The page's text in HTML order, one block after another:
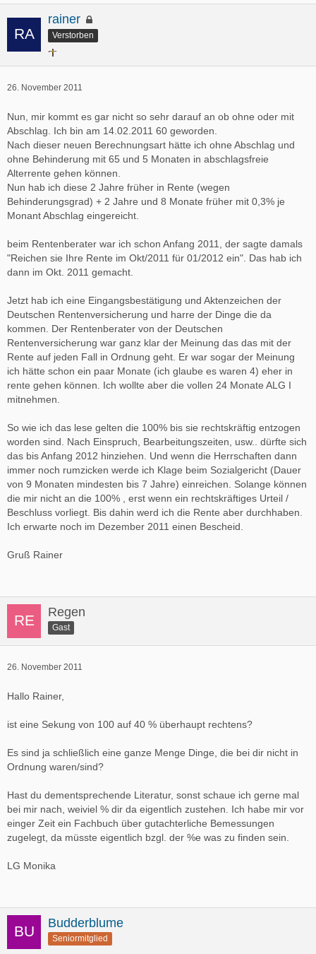
rainer
Verstorben
26. November 2011
Nun, mir kommt es gar nicht so sehr darauf an ob ohne oder mit
Abschlag. Ich bin am 14.02.2011 60 geworden.
Nach dieser neuen Berechnungsart hätte ich ohne Abschlag und
ohne Behinderung mit 65 und 5 Monaten in abschlagsfreie
Alterrente gehen können.
Nun hab ich diese 2 Jahre früher in Rente (wegen
Behinderungsgrad) + 2 Jahre und 8 Monate früher mit 0,3% je
Monant Abschlag eingereicht.
beim Rentenberater war ich schon Anfang 2011, der sagte damals
"Reichen sie Ihre Rente im Okt/2011 für 01/2012 ein". Das hab ich
dann im Okt. 2011 gemacht.
Jetzt hab ich eine Eingangsbestätigung und Aktenzeichen der
Deutschen Rentenversicherung und harre der Dinge die da
kommen. Der Rentenberater von der Deutschen
Rentenversicherung war ganz klar der Meinung das das mit der
Rente auf jeden Fall in Ordnung geht. Er war sogar der Meinung
ich hätte schon ein paar Monate (ich glaube es waren 4) eher in
rente gehen können. Ich wollte aber die vollen 24 Monate ALG I
mitnehmen.
So wie ich das lese gelten die 100% bis sie rechtskräftig entzogen
worden sind. Nach Einspruch, Bearbeitungszeiten, usw.. dürfte sich
das bis Anfang 2012 hinziehen. Und wenn die Herrschaften dann
immer noch rumzicken werde ich Klage beim Sozialgericht (Dauer
von 9 Monaten mindesten bis 7 Jahre) einreichen. Solange können
die mir nicht an die 100% , erst wenn ein rechtskräftiges Urteil /
Beschluss vorliegt. Bis dahin werd ich die Rente aber durchhaben.
Ich erwarte noch im Dezember 2011 einen Bescheid.
Gruß Rainer
Regen
Gast
26. November 2011
Hallo Rainer,
ist eine Sekung von 100 auf 40 % überhaupt rechtens?
Es sind ja schließlich eine ganze Menge Dinge, die bei dir nicht in
Ordnung waren/sind?
Hast du dementsprechende Literatur, sonst schaue ich gerne mal
bei mir nach, weiviel % dir da eigentlich zustehen. Ich habe mir vor
einger Zeit ein Fachbuch über gutachterliche Bemessungen
zugelegt, da müsste eigentlich bzgl. der %e was zu finden sein.
LG Monika
Budderblume
Seniormitglied